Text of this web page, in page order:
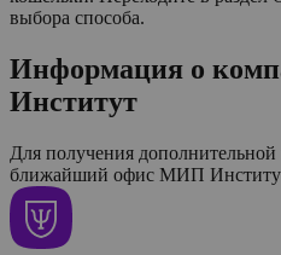
выбора способа.
Информация о
Институт
Для получения
ближайший офис МИП